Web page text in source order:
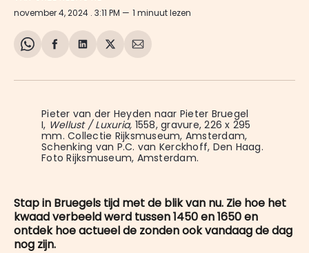
november 4, 2024 . 3:11 PM 1 minuut lezen
Share
WhatsApp
Delen
Facebook
Delen
LinkedIn
Share
X
Deel
E-
Pieter van der Heyden naar Pieter Bruegel
I, Wellust / Luxuria, 1558, gravure, 226 x 295
mm. Collectie Rijksmuseum, Amsterdam,
Schenking van P.C. van Kerckhoff, Den Haag.
Foto Rijksmuseum, Amsterdam.
Stap in Bruegels tijd met de blik van nu. Zie hoe het
kwaad verbeeld werd tussen 1450 en 1650 en
ontdek hoe actueel de zonden ook vandaag de dag
nog zijn.